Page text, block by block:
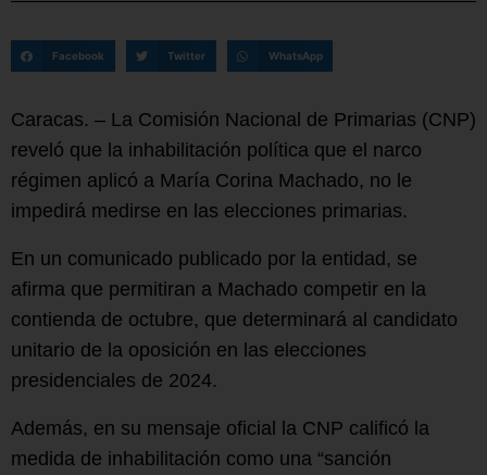
Facebook Twitter WhatsApp
Caracas. – La Comisión Nacional de Primarias (CNP)
reveló que la inhabilitación política que el narco
régimen aplicó a María Corina Machado, no le
impedirá medirse en las elecciones primarias.
En un comunicado publicado por la entidad, se
afirma que permitiran a Machado competir en la
contienda de octubre, que determinará al candidato
unitario de la oposición en las elecciones
presidenciales de 2024.
Además, en su mensaje oficial la CNP calificó la
medida de inhabilitación como una “sanción